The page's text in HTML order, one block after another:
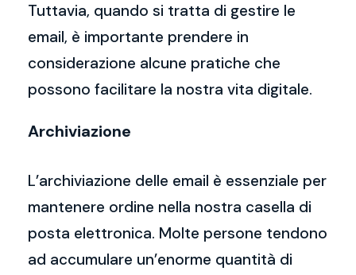
Tuttavia, quando si tratta di gestire le
email, è importante prendere in
considerazione alcune pratiche che
possono facilitare la nostra vita digitale.
Archiviazione
L’archiviazione delle email è essenziale per
mantenere ordine nella nostra casella di
posta elettronica. Molte persone tendono
ad accumulare un’enorme quantità di